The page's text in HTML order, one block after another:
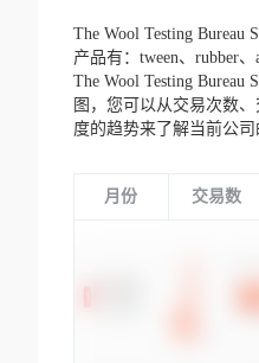
The Wool Testing Bureau
产品有：tween、rubber、
The Wool Testing Bureau
图，您可以从交易次数
度的趋势来了解当前公司
月份 交易数